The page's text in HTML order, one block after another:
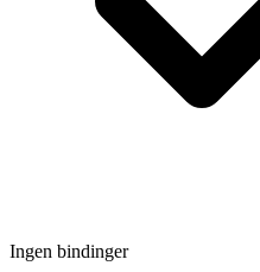
Ingen bindinger